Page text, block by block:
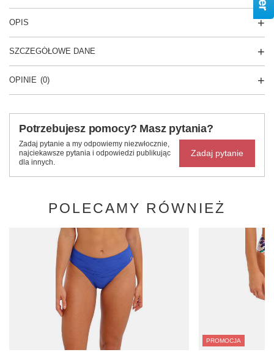
OPIS
SZCZEGÓŁOWE DANE
OPINIE (0)
Potrzebujesz pomocy? Masz pytania?
Zadaj pytanie a my odpowiemy niezwłocznie,
najciekawsze pytania i odpowiedzi publikując
dla innych.
Zadaj pytanie
POLECAMY RÓWNIEŻ
PROMOCJA